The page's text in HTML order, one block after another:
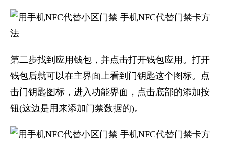
第二步找到应用钱包，并点击打开钱包应用。打开
钱包后就可以在主界面上看到门钥匙这个图标。点
击门钥匙图标，进入功能界面，点击底部的添加按
钮(这边是用来添加门禁数据的)。